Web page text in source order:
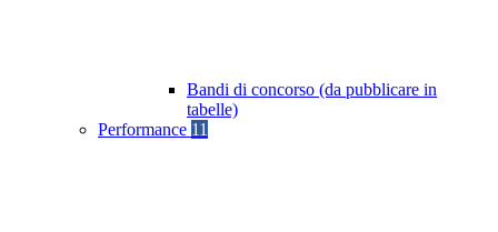
Bandi di concorso (da pubblicare in
tabelle)
Performance 11